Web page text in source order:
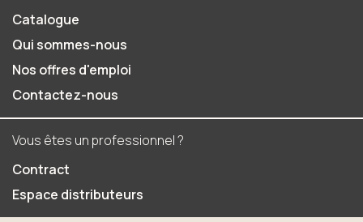
Catalogue
Qui sommes-nous
Nos offres d'emploi
Contactez-nous
Vous êtes un professionnel ?
Contract
Espace distributeurs